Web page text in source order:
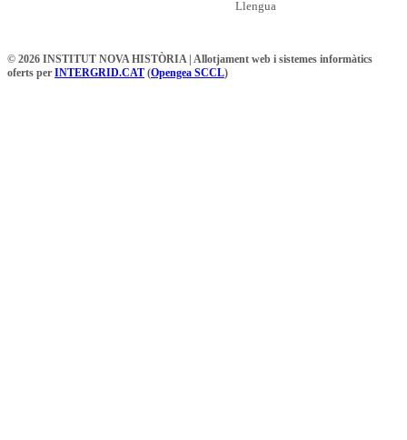
Llengua
© 2026 INSTITUT NOVA HISTÒRIA | Allotjament web i sistemes informàtics
oferts per INTERGRID.CAT (Opengea SCCL)